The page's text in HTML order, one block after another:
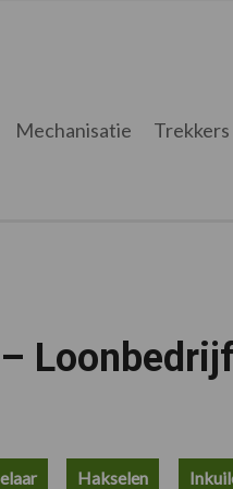
Mechanisatie Trekkers
–
Hakselen